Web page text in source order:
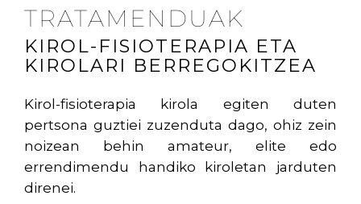
TRATAMENDUAK
KIROL-FISIOTERAPIA ETA
KIROLARI BERREGOKITZEA
Kirol-fisioterapia kirola egiten duten
pertsona guztiei zuzenduta dago, ohiz zein
noizean behin amateur, elite edo
errendimendu handiko kiroletan jarduten
direnei.